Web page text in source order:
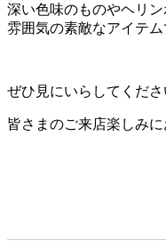
深い色味のものやヘリ
雰囲気の素敵なアイテム
ぜひ見にいらしてくださ
皆さまのご来店楽しみに